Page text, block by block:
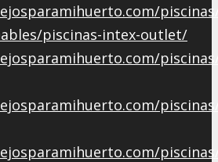
piscinas-intex-outlet/